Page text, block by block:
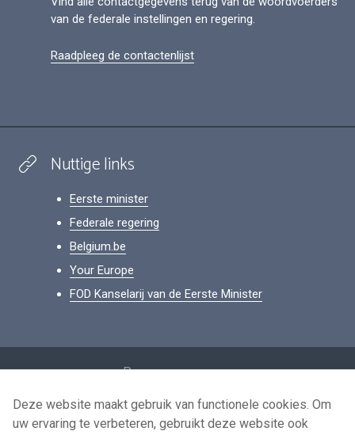
van de federale instellingen en regering.
Raadpleeg de contactenlijst
Nuttige links
Eerste minister
Federale regering
Belgium.be
Your Europe
FOD Kanselarij van de Eerste Minister
Persoonsgegevens
Voorwaarden voor het hergebruik
Contacteer ons
Deze website maakt gebruik van functionele cookies. Om
uw ervaring te verbeteren, gebruikt deze website ook